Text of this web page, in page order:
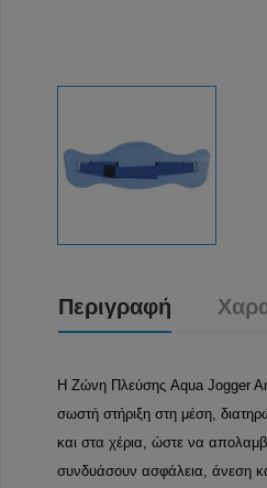
Περιγραφή
Η Ζώνη Πλεύσης Aqua Jogger
σωστή στήριξη στη μέση,
και στα χέρια, ώστε να
συνδυάσουν ασφάλεια, άνεση